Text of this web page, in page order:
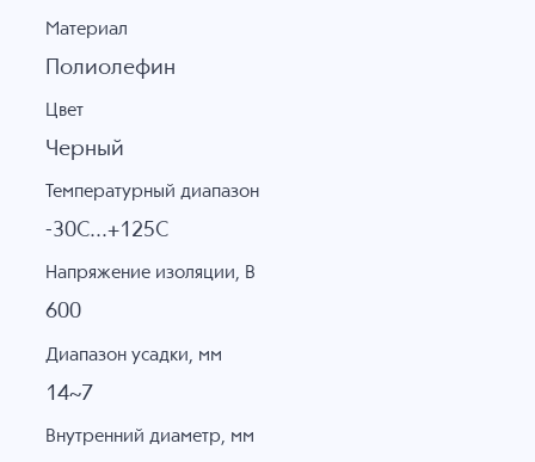
Материал
Полиолефин
Цвет
Черный
Температурный диапазон
-30C...+125C
Напряжение изоляции, В
600
Диапазон усадки, мм
14~7
Внутренний диаметр, мм